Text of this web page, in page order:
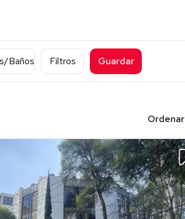
Baños Filtros Guardar
Ordenar